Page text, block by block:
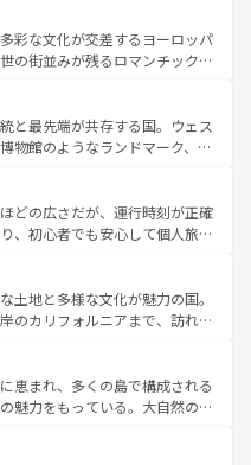
気候が異なるスペインはその個
性で訪れる人を魅了する。 なお、新着のスペイン情報は コ
しい。
いる。華麗な宮殿、歴史的な大
て豊かな自然が、訪れる者を心
ンスは美食の国としても知ら
であるランス、プロヴァンスの
、多彩な楽しみ方が可能だ。さ
魅力が溢れており、どの街角に
ぞれで全く異なる文化を体験で
、新着のフランス情報はコンテンツ一覧
彩な文化が交差するヨーロッパ
の街並みが残るロマンチック街
歩いても飽きることがない。ベ
エルン州のアルプスの絶景、そ
畑といった風景は必見。ビール
ほしい。 なお、新着の
覧を参照してほしい。
と最先端が共存する国。ウェス
物館のようなランドマーク、歴
る。また、優雅なアフタヌーン
まらない英国パブ、サッカー観
きる体験も豊富。イギリスを旅
。
どの広さだが、運行時刻が正確
、初心者でも安心して個人旅行
、スイスならではのユニークな
光だけでなく町歩きも満喫する
が高いため物価も高いが、旅行
むこともできる。 なお、新
ツ一覧 を参照してほしい。
土地と多様な文化が魅力の国。
のカリフォルニアまで、訪れる
、ショッピング、エンターテイ
なスポットだ。一方、アメリカ
グランドキャニオンやイエロー
、音楽と美食が融合した独特の
恵まれ、多くの島で構成される
魅力をもっている。大自然の神
、定番の観光地といえばオアフ